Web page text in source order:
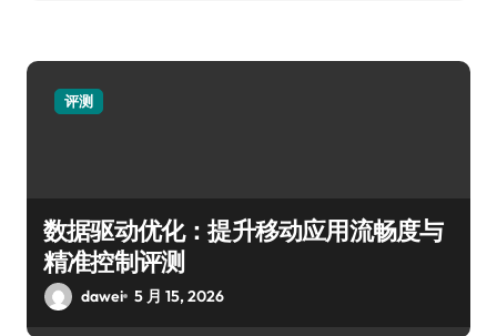
评测
数据驱动优化：提升移动应用流畅度与
精准控制评测
dawei 5 月 15, 2026